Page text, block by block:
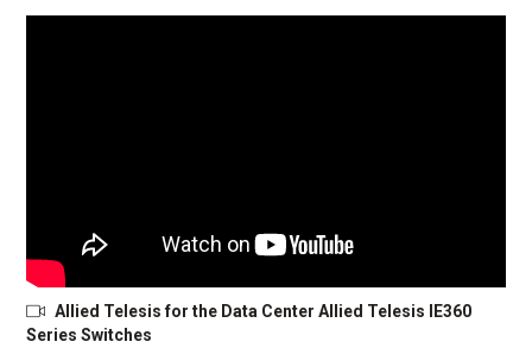
Allied Telesis for the Data Center Allied Telesis IE360
Series Switches